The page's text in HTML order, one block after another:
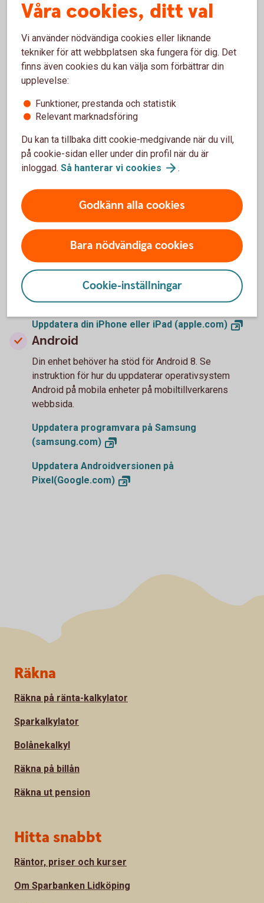
saknar stöd för iOS 16 och du behöver då skaffa en
ny iPhone eller iPad för att kunna använda vår app.
Kontakta Apple om du undrar vilken version av iOS
din enhet stödjer.
Identifiera iPhone-modell
Identifiera iPad-modell(apple.com)
Instruktioner för uppdatering av
iOS och Android
Vi rekommenderar iOS 16.6 eller senare version av
operativsystem iOS för iPad eller iPhone. Instruktion
för uppdatering finns på Apple support.
Uppdatera din iPhone eller iPad (apple.com)
Android
Din enhet behöver ha stöd för Android 8. Se
instruktion för hur du uppdaterar operativsystem
Android på mobila enheter på mobiltillverkarens
webbsida.
Uppdatera programvara på Samsung
(samsung.com)
Uppdatera Androidversionen på
Pixel(Google.com)
Våra cookies, ditt val
Vi använder nödvändiga cookies eller liknande
tekniker för att webbplatsen ska fungera för dig. Det
finns även cookies du kan välja som förbättrar din
upplevelse:
Funktioner, prestanda och statistik
Relevant marknadsföring
Du kan ta tillbaka ditt cookie-medgivande när du vill,
på cookie-sidan eller under din profil när du är
inloggad. Så hanterar vi cookies .
Godkänn alla cookies
Bara nödvändiga cookies
Cookie-inställningar
Sidfot
Räkna
Räkna på ränta-kalkylator
Sparkalkylator
Bolånekalkyl
Räkna på billån
Räkna ut pension
Hitta snabbt
Räntor, priser och kurser
Om Sparbanken Lidköping